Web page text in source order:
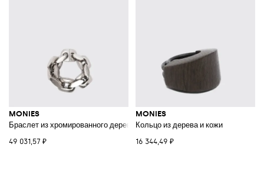
MONIES
Браслет из хромированного дерева с серебряными листьями
49 031,57 ₽
MONIES
Кольцо из дерева и кожи
16 344,49 ₽